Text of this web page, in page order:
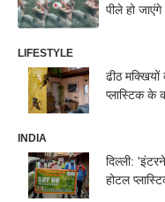
पीले हो
LIFESTYLE
ढीठ
प्लास्टिक के
INDIA
दिल्ली:
होटल